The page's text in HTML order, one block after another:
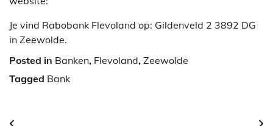
Je vind Rabobank Flevoland op: Gildenveld 2 3892 DG
in Zeewolde.
Posted in Banken, Flevoland, Zeewolde
Tagged Bank